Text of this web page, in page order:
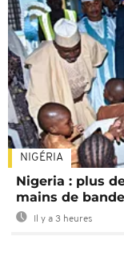
NIGÉRIA
Nigeria : plus
mains de
Il y a 3 heures